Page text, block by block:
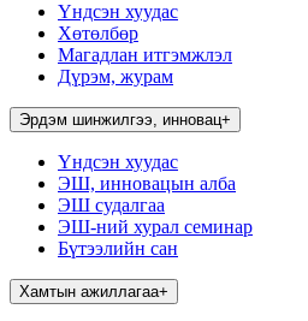
Үндсэн хуудас
Хөтөлбөр
Магадлан итгэмжлэл
Дүрэм, журам
Эрдэм шинжилгээ, инновац+
Үндсэн хуудас
ЭШ, инновацын алба
ЭШ судалгаа
ЭШ-ний хурал семинар
Бүтээлийн сан
Хамтын ажиллагаа+